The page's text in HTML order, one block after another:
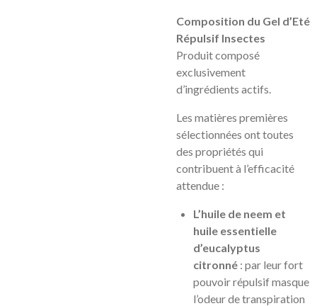
Composition du Gel d’Eté
Répulsif Insectes
Produit composé
exclusivement
d’ingrédients actifs.
Les matières premières
sélectionnées ont toutes
des propriétés qui
contribuent à l’efficacité
attendue :
L’huile de neem et
huile essentielle
d’eucalyptus
citronné : par leur fort
pouvoir répulsif masque
l’odeur de transpiration